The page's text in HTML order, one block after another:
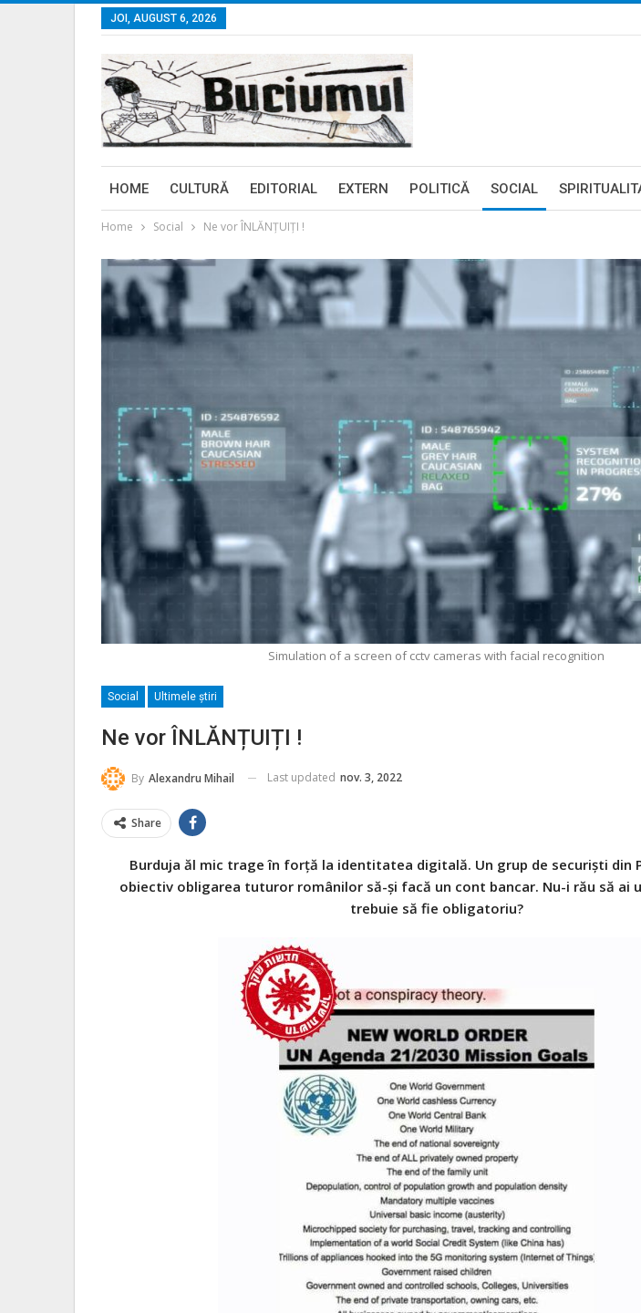
JOI, AUGUST 6, 2026
HOME CULTURĂ EDITORIAL EXTERN POLITICĂ SOCIAL
Home Social Ne vor ÎNLĂNȚUIȚI !
Simulation of a screen of cctv cameras with facial recognition
Social Ultimele ştiri
Ne vor ÎNLĂNȚUIȚI !
By Alexandru Mihail Last updated nov. 3, 2022
Share
Burduja ăl mic trage în forță la identitatea digitală. Un grup de securiști din
obiectiv obligarea tuturor românilor să-și facă un cont bancar. Nu-i rău să ai
trebuie să fie obligatoriu?